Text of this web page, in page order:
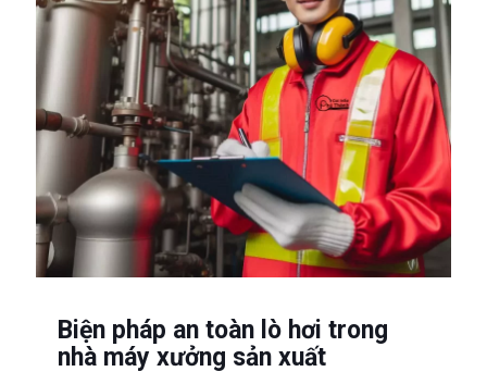
Biện pháp an toàn lò hơi trong
nhà máy xưởng sản xuất